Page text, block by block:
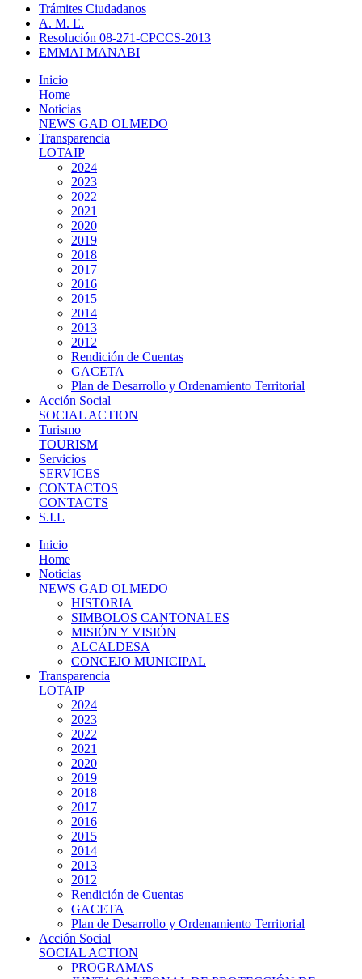
Trámites Ciudadanos
A. M. E.
Resolución 08-271-CPCCS-2013
EMMAI MANABI
Inicio
Home
Noticias
NEWS GAD OLMEDO
Transparencia
LOTAIP
2024
2023
2022
2021
2020
2019
2018
2017
2016
2015
2014
2013
2012
Rendición de Cuentas
GACETA
Plan de Desarrollo y Ordenamiento Territorial
Acción Social
SOCIAL ACTION
Turismo
TOURISM
Servicios
SERVICES
CONTACTOS
CONTACTS
S.I.L
Inicio
Home
Noticias
NEWS GAD OLMEDO
HISTORIA
SIMBOLOS CANTONALES
MISIÓN Y VISIÓN
ALCALDESA
CONCEJO MUNICIPAL
Transparencia
LOTAIP
2024
2023
2022
2021
2020
2019
2018
2017
2016
2015
2014
2013
2012
Rendición de Cuentas
GACETA
Plan de Desarrollo y Ordenamiento Territorial
Acción Social
SOCIAL ACTION
PROGRAMAS